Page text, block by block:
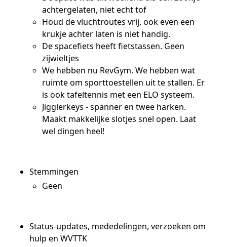
achtergelaten, niet echt tof
Houd de vluchtroutes vrij, ook even een
krukje achter laten is niet handig.
De spacefiets heeft fietstassen. Geen
zijwieltjes
We hebben nu RevGym. We hebben wat
ruimte om sporttoestellen uit te stallen. Er
is ook tafeltennis met een ELO systeem.
Jigglerkeys - spanner en twee harken.
Maakt makkelijke slotjes snel open. Laat
wel dingen heel!
Stemmingen
Geen
Status-updates, mededelingen, verzoeken om
hulp en WVTTK